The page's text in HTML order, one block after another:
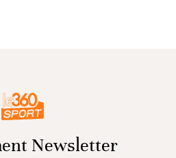
Newsletter